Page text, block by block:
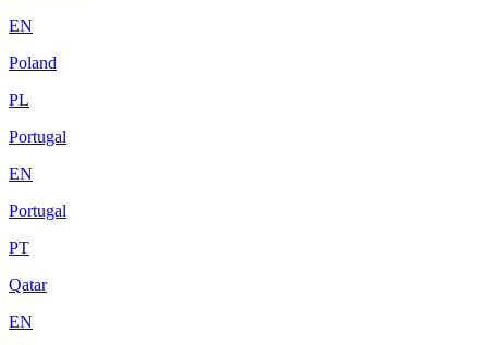
EN
Poland
PL
Portugal
EN
Portugal
PT
Qatar
EN